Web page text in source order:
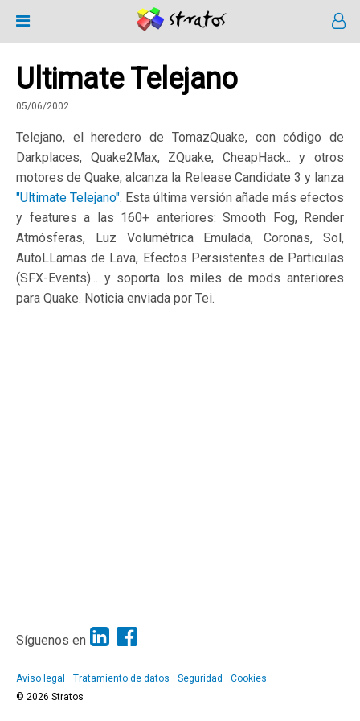
Ultimate Telejano
05/06/2002
Telejano, el heredero de TomazQuake, con código de
Darkplaces, Quake2Max, ZQuake, CheapHack.. y otros
motores de Quake, alcanza la Release Candidate 3 y lanza
"Ultimate Telejano". Esta última versión añade más efectos
y features a las 160+ anteriores: Smooth Fog, Render
Atmósferas, Luz Volumétrica Emulada, Coronas, Sol,
AutoLLamas de Lava, Efectos Persistentes de Particulas
(SFX-Events)... y soporta los miles de mods anteriores
para Quake. Noticia enviada por Tei.
Síguenos en
Aviso legal Tratamiento de datos Seguridad
Cookies
© 2026 Stratos